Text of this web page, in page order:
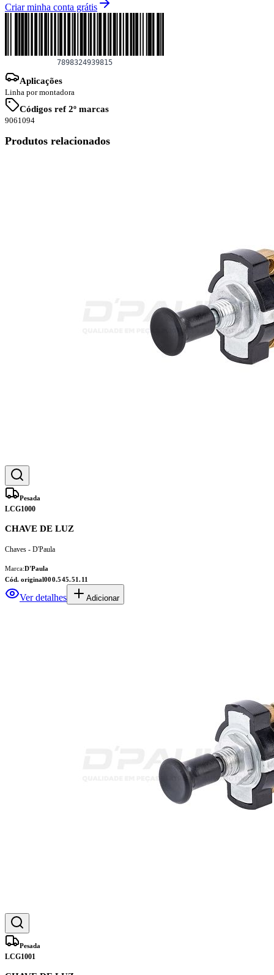
Criar minha conta grátis
Aplicações
Linha por montadora
Códigos ref 2º marcas
9061094
Produtos relacionados
Pesada
LCG1000
CHAVE DE LUZ
Chaves - D'Paula
Marca:D'Paula
Cód. original000.545.51.11
Ver detalhes Adicionar
Pesada
LCG1001